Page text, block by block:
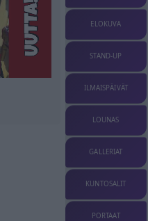
ELOKUVA
STAND-UP
ILMAISPÄIVÄT
LOUNAS
GALLERIAT
KUNTOSALIT
PORTAAT